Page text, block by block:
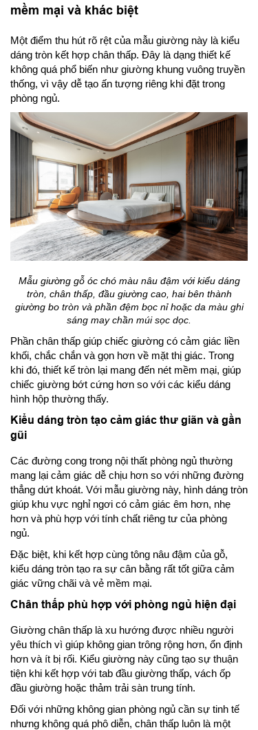
mềm mại và khác biệt
Một điểm thu hút rõ rệt của mẫu giường này là kiểu
dáng tròn kết hợp chân thấp. Đây là dạng thiết kế
không quá phổ biến như giường khung vuông truyền
thống, vì vậy dễ tạo ấn tượng riêng khi đặt trong
phòng ngủ.
Mẫu giường gỗ óc chó màu nâu đậm với kiểu dáng
tròn, chân thấp, đầu giường cao, hai bên thành
giường bo tròn và phần đệm bọc nỉ hoặc da màu ghi
sáng may chần múi sọc dọc.
Phần chân thấp giúp chiếc giường có cảm giác liền
khối, chắc chắn và gọn hơn về mặt thị giác. Trong
khi đó, thiết kế tròn lại mang đến nét mềm mại, giúp
chiếc giường bớt cứng hơn so với các kiểu dáng
hình hộp thường thấy.
Kiểu dáng tròn tạo cảm giác thư giãn và gần
gũi
Các đường cong trong nội thất phòng ngủ thường
mang lại cảm giác dễ chịu hơn so với những đường
thẳng dứt khoát. Với mẫu giường này, hình dáng tròn
giúp khu vực nghỉ ngơi có cảm giác êm hơn, nhẹ
hơn và phù hợp với tính chất riêng tư của phòng
ngủ.
Đặc biệt, khi kết hợp cùng tông nâu đậm của gỗ,
kiểu dáng tròn tạo ra sự cân bằng rất tốt giữa cảm
giác vững chãi và vẻ mềm mại.
Chân thấp phù hợp với phòng ngủ hiện đại
Giường chân thấp là xu hướng được nhiều người
yêu thích vì giúp không gian trông rộng hơn, ổn định
hơn và ít bị rối. Kiểu giường này cũng tạo sự thuận
tiện khi kết hợp với tab đầu giường thấp, vách ốp
đầu giường hoặc thảm trải sàn trung tính.
Đối với những không gian phòng ngủ cần sự tinh tế
nhưng không quá phô diễn, chân thấp luôn là một